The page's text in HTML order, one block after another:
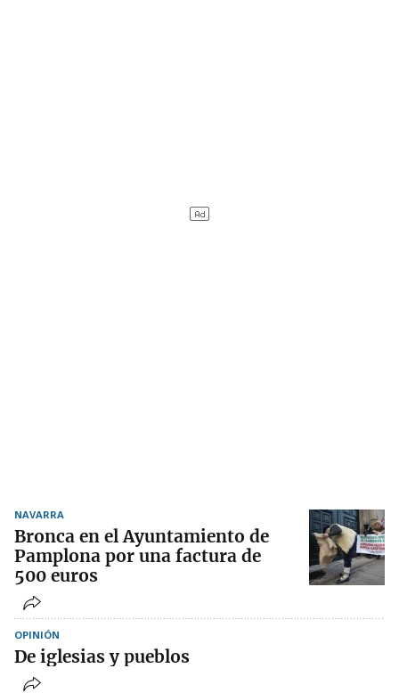
NAVARRA
Bronca en el Ayuntamiento de
Pamplona por una factura de
500 euros
OPINIÓN
De iglesias y pueblos